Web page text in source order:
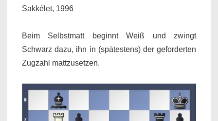
Sakkélet, 1996
Beim Selbstmatt beginnt Weiß und zwingt
Schwarz dazu, ihn in (spätestens) der geforderten
Zugzahl mattzusetzen.